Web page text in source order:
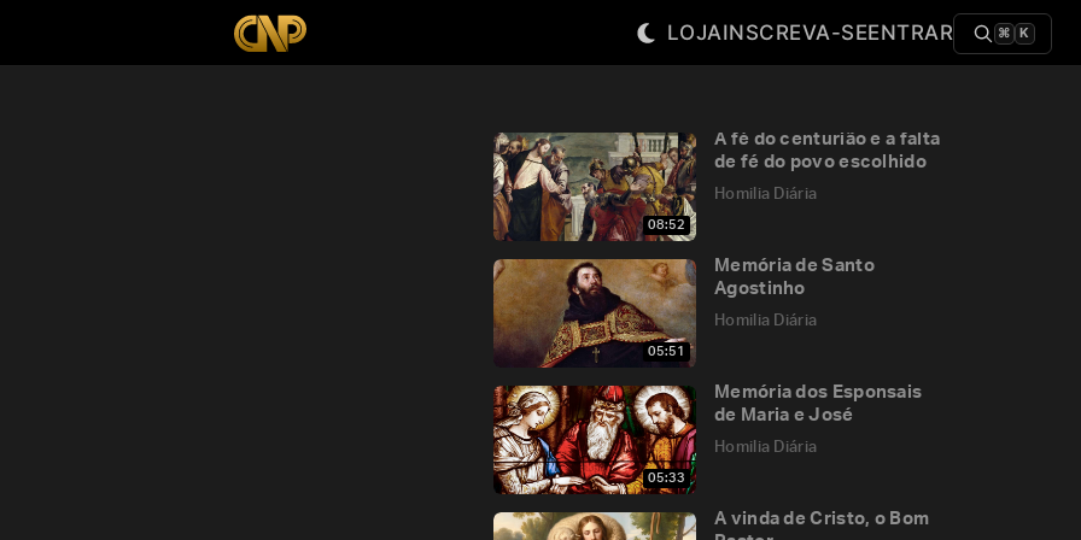
LOJAINSCREVA-SEENTRAR ⌘ K
08:52
A fé do centurião e a falta
de fé do povo escolhido
Homilia Diária
05:51
Memória de Santo
Agostinho
Homilia Diária
05:33
Memória dos Esponsais
de Maria e José
Homilia Diária
A vinda de Cristo, o Bom